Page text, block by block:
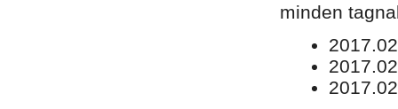
minden